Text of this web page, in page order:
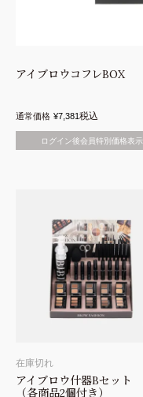
アイブロウコフレBOX
通常価格 ¥7,381 税込
ログイン後会員特別価格表示
在庫切れ
アイブロウ什器Bセット
（各商品2個付き）